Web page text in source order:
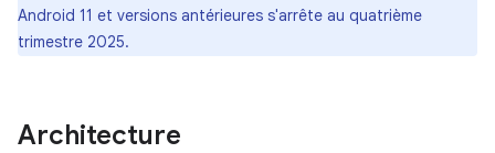
Android 11 et versions antérieures s'arrête au quatrième
trimestre 2025.
Architecture